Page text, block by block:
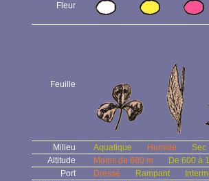
Fleur
Feuille
Milieu Aquatique Humide
Sec
Altitude
Moins de 600 m
De 600 à
Port
Dressé Rampant